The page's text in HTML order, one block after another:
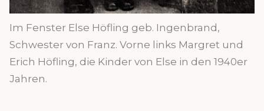
Im Fenster Else Höfling geb. Ingenbrand,
Schwester von Franz. Vorne links Margret und
Erich Höfling, die Kinder von Else in den 1940er
Jahren.